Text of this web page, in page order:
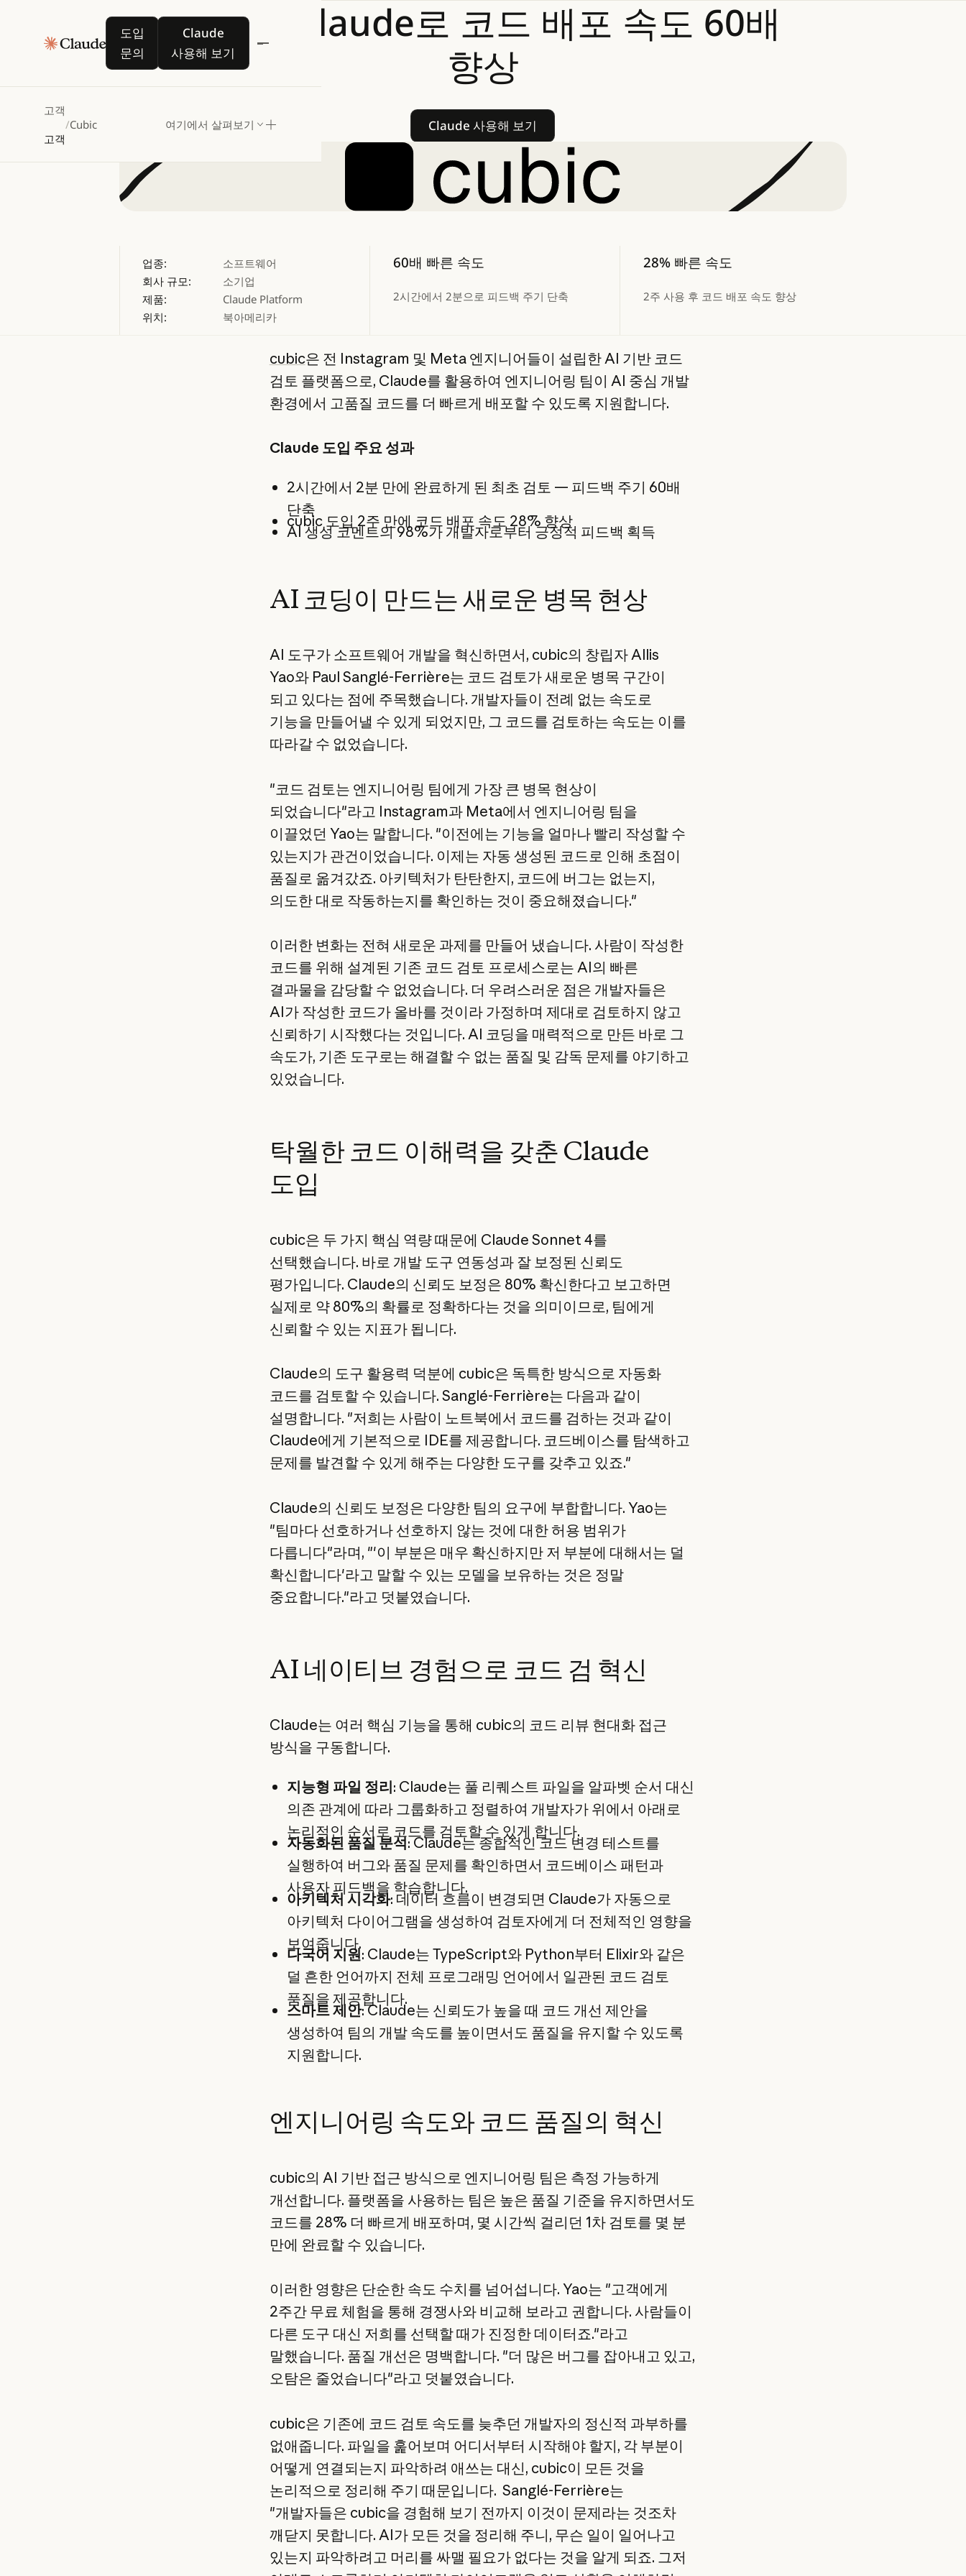
도입
문의
도입 문의
Claude
사용해 보기
Claude 사용해 보기
고객
고객
/Cubic 여기에서 살펴보기
cubic, Claude로 코드 배포 속도 60배
향상
Claude 사용해 보기
Claude 사용해 보기
업종:
소프트웨어
회사 규모:
소기업
제품:
Claude Platform
위치:
북아메리카
60배 빠른 속도
2시간에서 2분으로 피드백 주기 단축
28% 빠른 속도
2주 사용 후 코드 배포 속도 향상
cubic은 전 Instagram 및 Meta 엔지니어들이 설립한 AI 기반 코드
검토 플랫폼으로, Claude를 활용하여 엔지니어링 팀이 AI 중심 개발
환경에서 고품질 코드를 더 빠르게 배포할 수 있도록 지원합니다.
Claude 도입 주요 성과
2시간에서 2분 만에 완료하게 된 최초 검토 — 피드백 주기 60배
단축
cubic 도입 2주 만에 코드 배포 속도 28% 향상
AI 생성 코멘트의 98%가 개발자로부터 긍정적 피드백 획득
AI 코딩이 만드는 새로운 병목 현상
AI 도구가 소프트웨어 개발을 혁신하면서, cubic의 창립자 Allis
Yao와 Paul Sanglé-Ferrière는 코드 검토가 새로운 병목 구간이
되고 있다는 점에 주목했습니다. 개발자들이 전례 없는 속도로
기능을 만들어낼 수 있게 되었지만, 그 코드를 검토하는 속도는 이를
따라갈 수 없었습니다.
"코드 검토는 엔지니어링 팀에게 가장 큰 병목 현상이
되었습니다"라고 Instagram과 Meta에서 엔지니어링 팀을
이끌었던 Yao는 말합니다. "이전에는 기능을 얼마나 빨리 작성할 수
있는지가 관건이었습니다. 이제는 자동 생성된 코드로 인해 초점이
품질로 옮겨갔죠. 아키텍처가 탄탄한지, 코드에 버그는 없는지,
의도한 대로 작동하는지를 확인하는 것이 중요해졌습니다."
이러한 변화는 전혀 새로운 과제를 만들어 냈습니다. 사람이 작성한
코드를 위해 설계된 기존 코드 검토 프로세스로는 AI의 빠른
결과물을 감당할 수 없었습니다. 더 우려스러운 점은 개발자들은
AI가 작성한 코드가 올바를 것이라 가정하며 제대로 검토하지 않고
신뢰하기 시작했다는 것입니다. AI 코딩을 매력적으로 만든 바로 그
속도가, 기존 도구로는 해결할 수 없는 품질 및 감독 문제를 야기하고
있었습니다.
탁월한 코드 이해력을 갖춘 Claude
도입
cubic은 두 가지 핵심 역량 때문에 Claude Sonnet 4를
선택했습니다. 바로 개발 도구 연동성과 잘 보정된 신뢰도
평가입니다. Claude의 신뢰도 보정은 80% 확신한다고 보고하면
실제로 약 80%의 확률로 정확하다는 것을 의미이므로, 팀에게
신뢰할 수 있는 지표가 됩니다.
Claude의 도구 활용력 덕분에 cubic은 독특한 방식으로 자동화
코드를 검토할 수 있습니다. Sanglé-Ferrière는 다음과 같이
설명합니다. "저희는 사람이 노트북에서 코드를 검하는 것과 같이
Claude에게 기본적으로 IDE를 제공합니다. 코드베이스를 탐색하고
문제를 발견할 수 있게 해주는 다양한 도구를 갖추고 있죠."
Claude의 신뢰도 보정은 다양한 팀의 요구에 부합합니다. Yao는
"팀마다 선호하거나 선호하지 않는 것에 대한 허용 범위가
다릅니다"라며, "'이 부분은 매우 확신하지만 저 부분에 대해서는 덜
확신합니다'라고 말할 수 있는 모델을 보유하는 것은 정말
중요합니다."라고 덧붙였습니다.
AI 네이티브 경험으로 코드 검 혁신
Claude는 여러 핵심 기능을 통해 cubic의 코드 리뷰 현대화 접근
방식을 구동합니다.
지능형 파일 정리: Claude는 풀 리퀘스트 파일을 알파벳 순서 대신
의존 관계에 따라 그룹화하고 정렬하여 개발자가 위에서 아래로
논리적인 순서로 코드를 검토할 수 있게 합니다.
자동화된 품질 분석: Claude는 종합적인 코드 변경 테스트를
실행하여 버그와 품질 문제를 확인하면서 코드베이스 패턴과
사용자 피드백을 학습합니다.
아키텍처 시각화: 데이터 흐름이 변경되면 Claude가 자동으로
아키텍처 다이어그램을 생성하여 검토자에게 더 전체적인 영향을
보여줍니다.
다국어 지원: Claude는 TypeScript와 Python부터 Elixir와 같은
덜 흔한 언어까지 전체 프로그래밍 언어에서 일관된 코드 검토
품질을 제공합니다.
스마트 제안: Claude는 신뢰도가 높을 때 코드 개선 제안을
생성하여 팀의 개발 속도를 높이면서도 품질을 유지할 수 있도록
지원합니다.
엔지니어링 속도와 코드 품질의 혁신
cubic의 AI 기반 접근 방식으로 엔지니어링 팀은 측정 가능하게
개선합니다. 플랫폼을 사용하는 팀은 높은 품질 기준을 유지하면서도
코드를 28% 더 빠르게 배포하며, 몇 시간씩 걸리던 1차 검토를 몇 분
만에 완료할 수 있습니다.
이러한 영향은 단순한 속도 수치를 넘어섭니다. Yao는 "고객에게
2주간 무료 체험을 통해 경쟁사와 비교해 보라고 권합니다. 사람들이
다른 도구 대신 저희를 선택할 때가 진정한 데이터죠."라고
말했습니다. 품질 개선은 명백합니다. "더 많은 버그를 잡아내고 있고,
오탐은 줄었습니다"라고 덧붙였습니다.
cubic은 기존에 코드 검토 속도를 늦추던 개발자의 정신적 과부하를
없애줍니다. 파일을 훑어보며 어디서부터 시작해야 할지, 각 부분이
어떻게 연결되는지 파악하려 애쓰는 대신, cubic이 모든 것을
논리적으로 정리해 주기 때문입니다. Sanglé-Ferrière는
"개발자들은 cubic을 경험해 보기 전까지 이것이 문제라는 것조차
깨닫지 못합니다. AI가 모든 것을 정리해 주니, 무슨 일이 일어나고
있는지 파악하려고 머리를 싸맬 필요가 없다는 것을 알게 되죠. 그저